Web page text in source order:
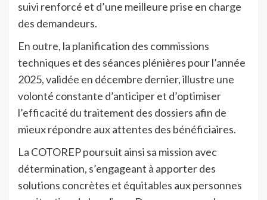
suivi renforcé et d’une meilleure prise en charge
des demandeurs.
En outre, la planification des commissions
techniques et des séances plénières pour l’année
2025, validée en décembre dernier, illustre une
volonté constante d’anticiper et d’optimiser
l’efficacité du traitement des dossiers afin de
mieux répondre aux attentes des bénéficiaires.
La COTOREP poursuit ainsi sa mission avec
détermination, s’engageant à apporter des
solutions concrètes et équitables aux personnes